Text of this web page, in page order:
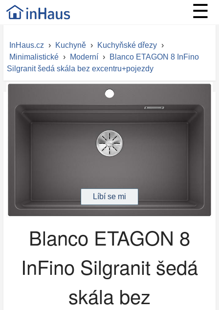
☰
InHaus.cz › Kuchyně › Kuchyňské dřezy ›
Minimalistické › Moderní ›
Blanco ETAGON 8 InFino
Silgranit šedá skála bez excentru+pojezdy
Blanco ETAGON 8
InFino Silgranit šedá
skála bez